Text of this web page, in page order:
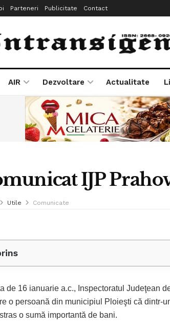
Parteneri Publicitate Contact
AIR Dezvoltare Actualitate
IJP
Utile Comunicate
de 16 ianuarie a.c., Inspectoratul Judeţean
o persoană din municipiul Ploieşti că dintr-
o sumă importantă de bani.